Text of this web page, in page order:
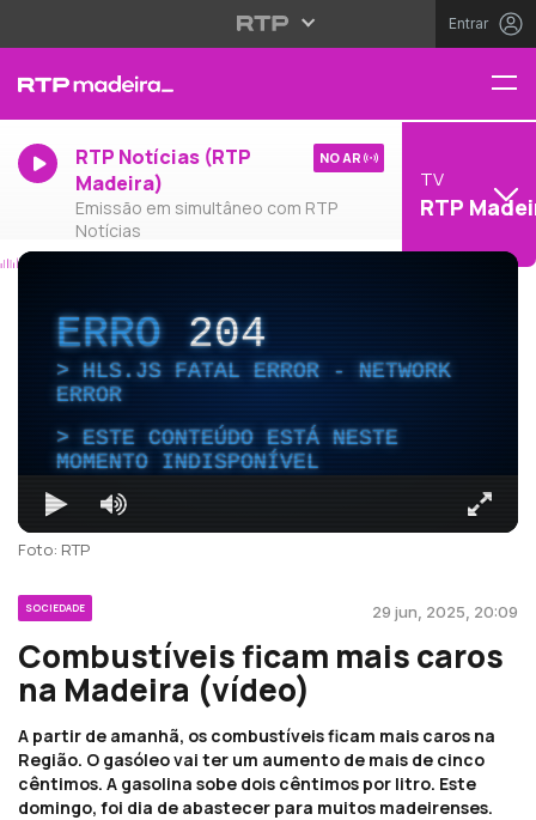
Entrar
RTP Notícias (RTP
Madeira)
Emissão em simultâneo com RTP
Notícias
NO AR
TV
RTP
ERRO204
HLS.JS FATAL ERROR - NETWORK
ERROR
ESTE CONTEÚDO ESTÁ NESTE
MOMENTO INDISPONÍVEL
Foto: RTP
SOCIEDADE 29 jun, 2025, 20:09
Combustíveis ficam mais caros
na Madeira (vídeo)
A partir de amanhã, os combustíveis ficam mais caros na
Região. O gasóleo vai ter um aumento de mais de cinco
cêntimos. A gasolina sobe dois cêntimos por litro. Este
domingo, foi dia de abastecer para muitos madeirenses.